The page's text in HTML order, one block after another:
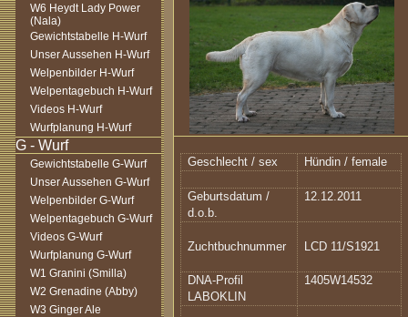
W6 Heydt Lady Power
(Nala)
Gewichtstabelle H-Wurf
Unser Aussehen H-Wurf
Welpenbilder H-Wurf
Welpentagebuch H-Wurf
Videos H-Wurf
Wurfplanung H-Wurf
Gewichtstabelle G-Wurf
Unser Aussehen G-Wurf
Welpenbilder G-Wurf
Welpentagebuch G-Wurf
Videos G-Wurf
Wurfplanung G-Wurf
W1 Granini (Smilla)
W2 Grenadine (Abby)
W3 Ginger Ale
Geschlecht / sex Hündin / female
Geburtsdatum /
d.o.b.
12.12.2011
Zuchtbuchnummer LCD 11/S1921
DNA-Profil
LABOKLIN
1405W14532